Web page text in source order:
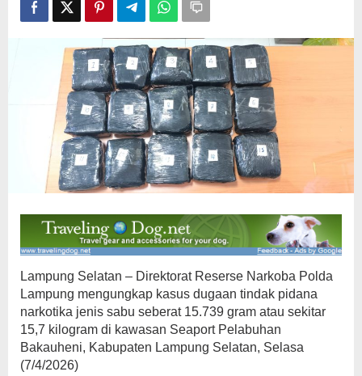
di
Pelabuhan
Bakauheni
Lampung Selatan – Direktorat Reserse Narkoba Polda
Lampung mengungkap kasus dugaan tindak pidana
narkotika jenis sabu seberat 15.739 gram atau sekitar
15,7 kilogram di kawasan Seaport Pelabuhan
Bakauheni, Kabupaten Lampung Selatan, Selasa
(7/4/2026)